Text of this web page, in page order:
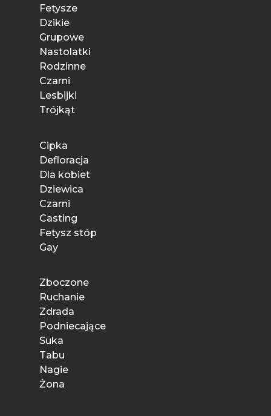
Fetysze
Dzikie
Grupowe
Nastolatki
Rodzinne
Czarni
Lesbijki
Trójkąt
Cipka
Defloracja
Dla kobiet
Dziewica
Czarni
Casting
Fetysz stóp
Gay
Zboczone
Ruchanie
Zdrada
Podniecające
Suka
Tabu
Nagie
Żona